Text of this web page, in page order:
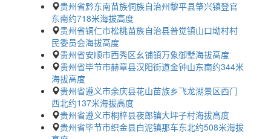
贵州省黔东南苗族侗族自治州黎平县肇兴镇登官
东南约718米海拔高度
贵州省铜仁市松桃苗族自治县普觉镇山口坳村村
民委员会海拔高度
贵州省安顺市西秀区幺铺镇万象御墅海拔高度
贵州省毕节市赫章县汉阳街道金钟山东南约344米
海拔高度
贵州省遵义市余庆县花山苗族乡飞龙湖景区西门
西北约137米海拔高度
贵州省遵义市桐梓县夜郎镇大坪子村海拔高度
贵州省毕节市织金县白泥镇那车东北约508米海拔